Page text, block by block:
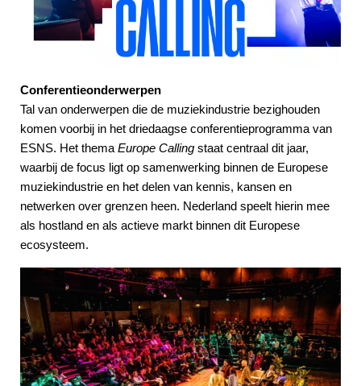
Conferentieonderwerpen
Tal van onderwerpen die de muziekindustrie bezighouden
komen voorbij in het driedaagse conferentieprogramma van
ESNS. Het thema Europe Calling staat centraal dit jaar,
waarbij de focus ligt op samenwerking binnen de Europese
muziekindustrie en het delen van kennis, kansen en
netwerken over grenzen heen. Nederland speelt hierin mee
als hostland en als actieve markt binnen dit Europese
ecosysteem.